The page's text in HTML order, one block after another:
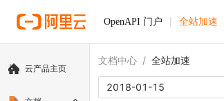
OpenAPI 门户 全站加速
云产品主页
文档中心 / 全站加速
2018-01-15